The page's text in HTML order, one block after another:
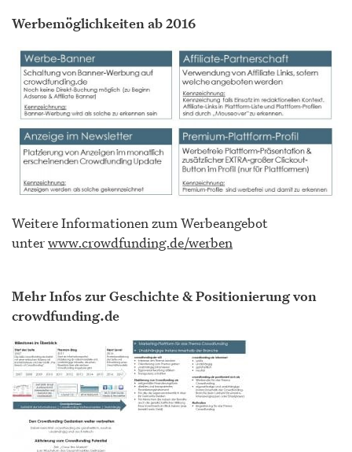
Werbemöglichkeiten ab 2016
Weitere Informationen zum Werbeangebot
unterwww.crowdfunding.de/werben
Mehr Infos zur Geschichte & Positionierung von
crowdfunding.de